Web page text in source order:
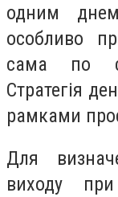
одним
особливо
сама по
Стратегія
рамками
Для
виходу при